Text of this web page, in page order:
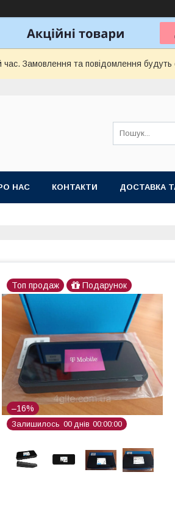
час. Замовлення та повідомлення
НАС КОНТАКТИ ДОСТАВКА
Топ продаж Подарунок
–16%
Залишилось 00 днів 00 00 00